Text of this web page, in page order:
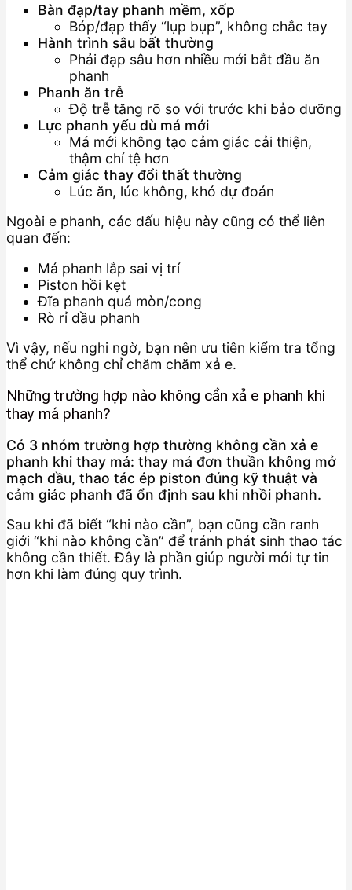
Bàn đạp/tay phanh mềm, xốp
Bóp/đạp thấy “lụp bụp”, không chắc tay
Hành trình sâu bất thường
Phải đạp sâu hơn nhiều mới bắt đầu ăn
phanh
Phanh ăn trễ
Độ trễ tăng rõ so với trước khi bảo dưỡng
Lực phanh yếu dù má mới
Má mới không tạo cảm giác cải thiện,
thậm chí tệ hơn
Cảm giác thay đổi thất thường
Lúc ăn, lúc không, khó dự đoán
Ngoài e phanh, các dấu hiệu này cũng có thể liên
quan đến:
Má phanh lắp sai vị trí
Piston hồi kẹt
Đĩa phanh quá mòn/cong
Rò rỉ dầu phanh
Vì vậy, nếu nghi ngờ, bạn nên ưu tiên kiểm tra tổng
thể chứ không chỉ chăm chăm xả e.
Những trường hợp nào không cần xả e phanh khi
thay má phanh?
Có 3 nhóm trường hợp thường không cần xả e
phanh khi thay má: thay má đơn thuần không mở
mạch dầu, thao tác ép piston đúng kỹ thuật và
cảm giác phanh đã ổn định sau khi nhồi phanh.
Sau khi đã biết “khi nào cần”, bạn cũng cần ranh
giới “khi nào không cần” để tránh phát sinh thao tác
không cần thiết. Đây là phần giúp người mới tự tin
hơn khi làm đúng quy trình.